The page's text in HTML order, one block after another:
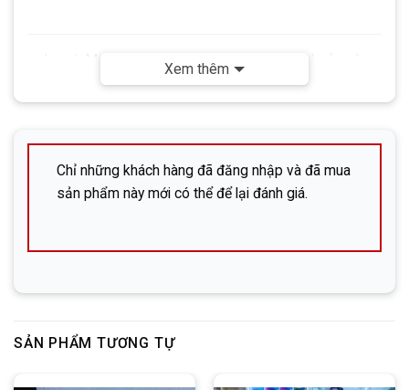
Mọi giao dịch đều thực hiện qua tài khoản công
Khôngsử dụng tài khoản cá nhân. Quý khách vui
lòng lưu ý để đảm bảo an toàn khi giao dịch.
株式会社DHP (Công ty cổ phần DHP)
Địa chỉ: 広島市中区立町6-13-203 (Hiroshima-shi,
SĐT:082-576-4715 (Mr. Đông)
Line:DHP Mobile
Xem thêm
Chỉ những khách hàng đã đăng nhập và đã mua
sản phẩm này mới có thể để lại đánh giá.
SẢN PHẨM TƯƠNG TỰ